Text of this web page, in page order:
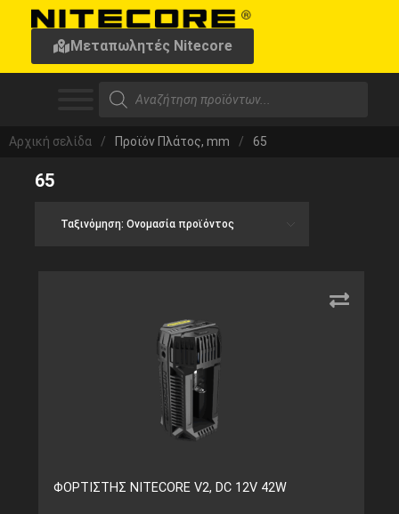
Μεταπωλητές Nitecore
Αρχική σελίδα / Προϊόν Πλάτος, mm / 65
65
ΦΟΡΤΙΣΤΗΣ NITECORE V2, DC 12V 42W